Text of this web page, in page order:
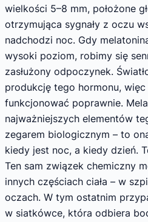
wielkości 5–8 mm, położone
otrzymująca sygnały z oczu
nadchodzi noc. Gdy
wysoki poziom, robimy się
zasłużony odpoczynek.
produkcję tego hormonu,
funkcjonować poprawnie.
najważniejszych elementów
zegarem biologicznym – to
kiedy jest noc, a kiedy dzień.
Ten sam związek chemiczny
innych częściach ciała – w
oczach. W tym ostatnim
w siatkówce, która odbiera